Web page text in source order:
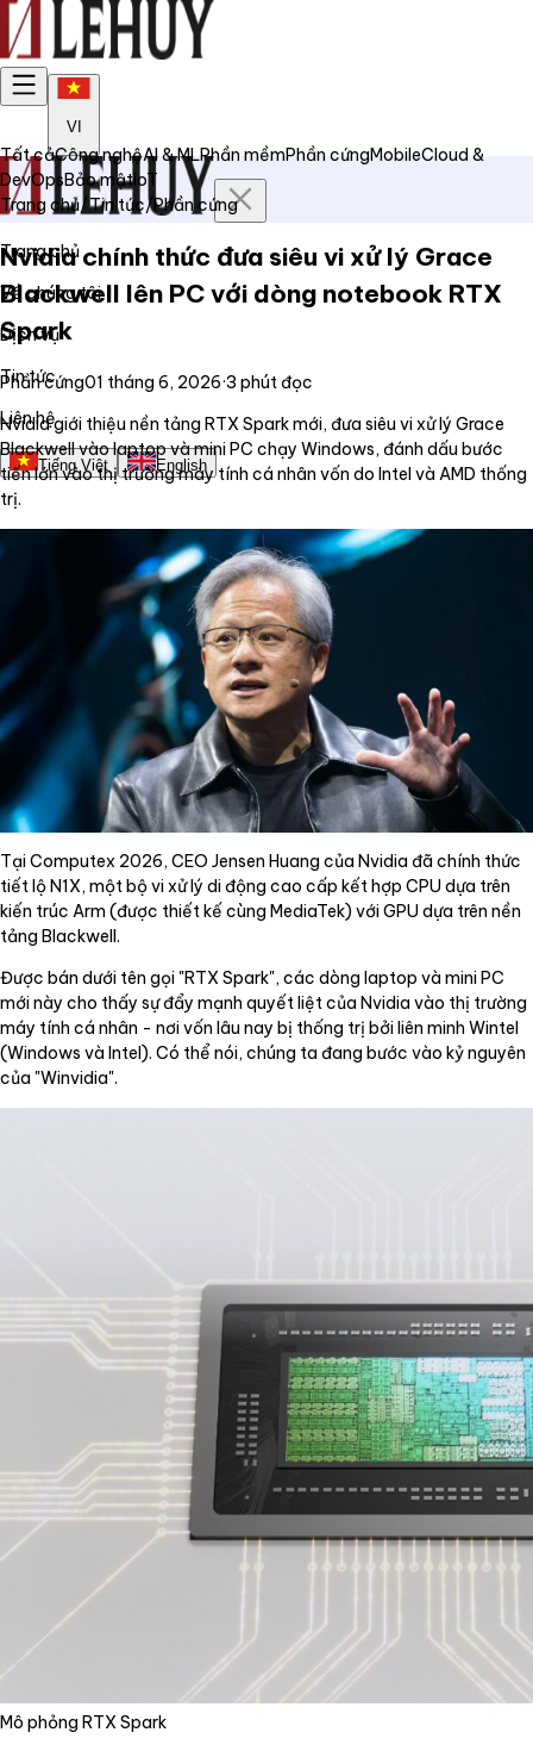
VI
Trang chủ
Về chúng tôi
Dịch vụ
Tin tức
Liên hệ
Tiếng Việt English
Tất cảCông nghệAI & MLPhần mềmPhần cứngMobileCloud &
DevOpsBảo mậtIoT
Trang chủ/Tin tức/Phần cứng
Nvidia chính thức đưa siêu vi xử lý Grace
Blackwell lên PC với dòng notebook RTX
Spark
Phần cứng01 tháng 6, 2026·3 phút đọc
Nvidia giới thiệu nền tảng RTX Spark mới, đưa siêu vi xử lý Grace
Blackwell vào laptop và mini PC chạy Windows, đánh dấu bước
tiến lớn vào thị trường máy tính cá nhân vốn do Intel và AMD thống
trị.
Tại Computex 2026, CEO Jensen Huang của Nvidia đã chính thức
tiết lộ N1X, một bộ vi xử lý di động cao cấp kết hợp CPU dựa trên
kiến trúc Arm (được thiết kế cùng MediaTek) với GPU dựa trên nền
tảng Blackwell.
Được bán dưới tên gọi "RTX Spark", các dòng laptop và mini PC
mới này cho thấy sự đẩy mạnh quyết liệt của Nvidia vào thị trường
máy tính cá nhân - nơi vốn lâu nay bị thống trị bởi liên minh Wintel
(Windows và Intel). Có thể nói, chúng ta đang bước vào kỷ nguyên
của "Winvidia".
Mô phỏng RTX Spark